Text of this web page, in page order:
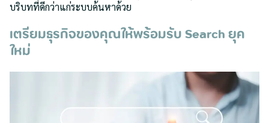
บริบทที่ดีกว่าแก่ระบบค้นหาด้วย
เตรียมธุรกิจของคุณให้พร้อมรับ Search ยุค
ใหม่